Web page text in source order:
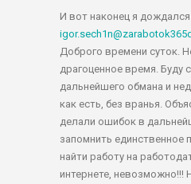
И вот наконец я
Доброго времени суток.
драгоценное время. Буду
дальнейшего обмана и
как есть, без вранья.
делали ошибок в
запомнить
найти работу на
интернете, невозможно!!!